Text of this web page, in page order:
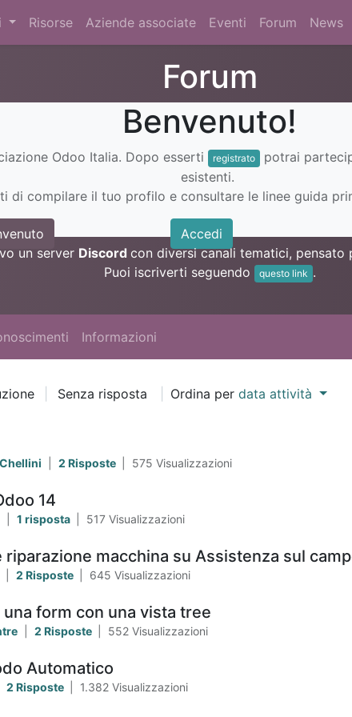
Risorse Aziende associate Eventi Forum News
Forum
Benvenuto!
Odoo Italia. Dopo esserti registrato
potrai
esistenti.
di compilare il tuo profilo e consultare le linee guida
Accedi
un server Discord con diversi canali tematici, pensato
Puoi iscriverti seguendo
questo link .
Informazioni
Senza risposta Ordina per data attività
2 Risposte 575 Visualizzazioni
14
1 risposta 517 Visualizzazioni
macchina su Assistenza sul
2 Risposte 645 Visualizzazioni
form con una vista tree
2 Risposte 552 Visualizzazioni
Automatico
2 Risposte 1.382 Visualizzazioni